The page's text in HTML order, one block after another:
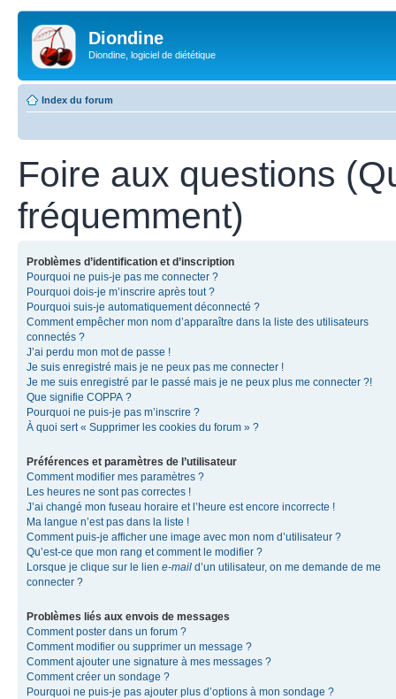
Diondine
Diondine, logiciel de diététique
Index du forum
Foire aux questions
fréquemment)
Problèmes d’identification et d’inscription
Pourquoi ne puis-je pas me connecter ?
Pourquoi dois-je m’inscrire après tout ?
Pourquoi suis-je automatiquement déconnecté ?
Comment empêcher mon nom d’apparaître dans la liste des utilisateurs
connectés ?
J’ai perdu mon mot de passe !
Je suis enregistré mais je ne peux pas me connecter !
Je me suis enregistré par le passé mais je ne peux plus me connecter ?!
Que signifie COPPA ?
Pourquoi ne puis-je pas m’inscrire ?
À quoi sert « Supprimer les cookies du forum » ?
Préférences et paramètres de l’utilisateur
Comment modifier mes paramètres ?
Les heures ne sont pas correctes !
J’ai changé mon fuseau horaire et l’heure est encore incorrecte !
Ma langue n’est pas dans la liste !
Comment puis-je afficher une image avec mon nom d’utilisateur ?
Qu’est-ce que mon rang et comment le modifier ?
Lorsque je clique sur le lien e-mail d’un utilisateur, on me demande de me
connecter ?
Problèmes liés aux envois de messages
Comment poster dans un forum ?
Comment modifier ou supprimer un message ?
Comment ajouter une signature à mes messages ?
Comment créer un sondage ?
Pourquoi ne puis-je pas ajouter plus d’options à mon sondage ?